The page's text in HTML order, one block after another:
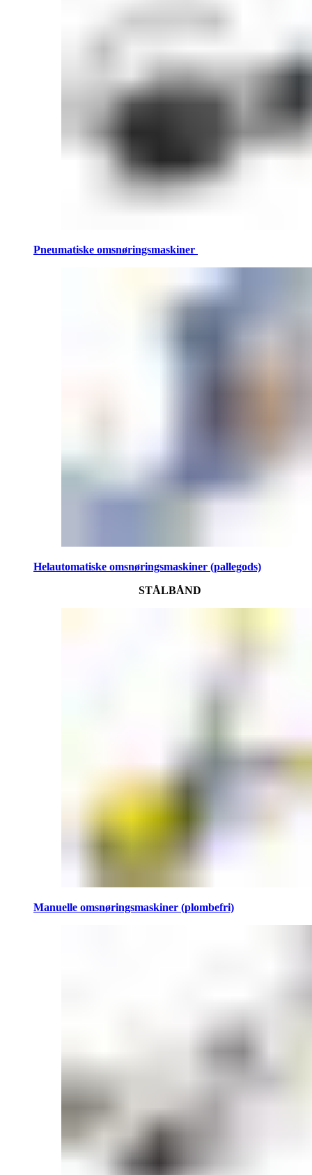
Pneumatiske omsnøringsmaskiner
Helautomatiske omsnøringsmaskiner (pallegods)
STÅLBÅND
Manuelle omsnøringsmaskiner (plombefri)